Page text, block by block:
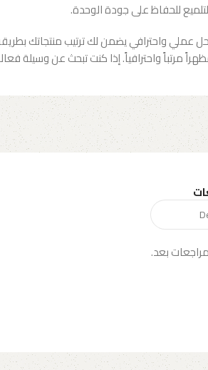
للحفاظ على جودة الوحدة.
واحترافي يضمن لك ترتيب منتجاتك
مرتباً واحترافياً. إذا كنت تبحث عن وسيلة
بعد.